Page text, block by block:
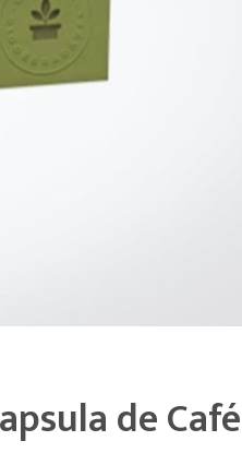
de Café